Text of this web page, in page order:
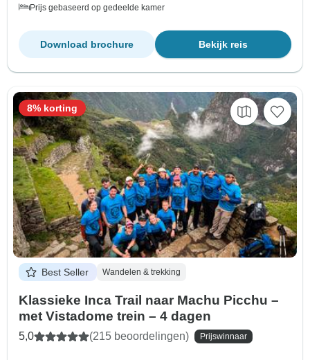
Prijs gebaseerd op gedeelde kamer
Bekijk reis
Download brochure
Best Seller Wandelen & trekking
Klassieke Inca Trail naar Machu Picchu –
met Vistadome trein – 4 dagen
5,0 (215 beoordelingen) Prijswinnaar
8% korting